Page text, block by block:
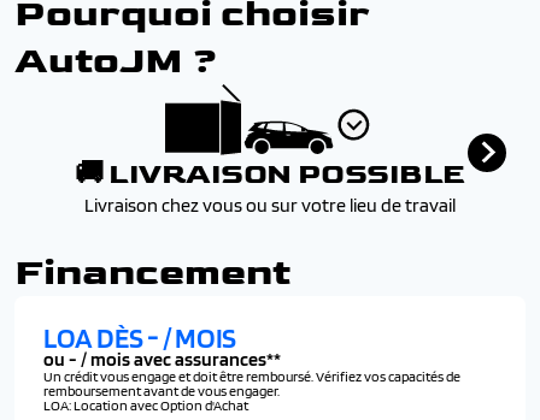
console centrale, 2 prises usb type a pour les passagers
Radio numerique terrestre (dab)
Pourquoi choisir
AutoJM ?
🚚 LIVRAISON POSSIBLE
Livraison chez vous ou sur votre lieu de travail
Financement
LOA DÈS-/ MOIS
ou - / mois avec assurances**
Un crédit vous engage et doit être remboursé. Vérifiez vos capacités de
remboursement avant de vous engager.
LOA: Location avec Option d'Achat